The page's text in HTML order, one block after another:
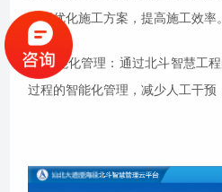
分析优化施工方案，提高施工效率。
3. 智能化管理：通过北斗智慧工
过程的智能化管理，减少人工干预